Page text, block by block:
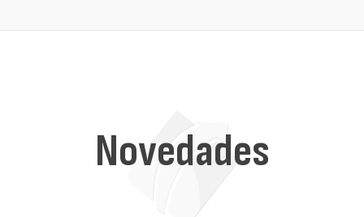
Novedades